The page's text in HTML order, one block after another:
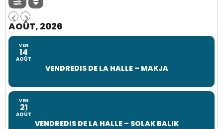
AOÛT, 2026
VEN
14
AOÛT
VENDREDIS DE LA HALLE – MAKJA
VEN
21
AOÛT
VENDREDIS DE LA HALLE – SOLAK BALIK